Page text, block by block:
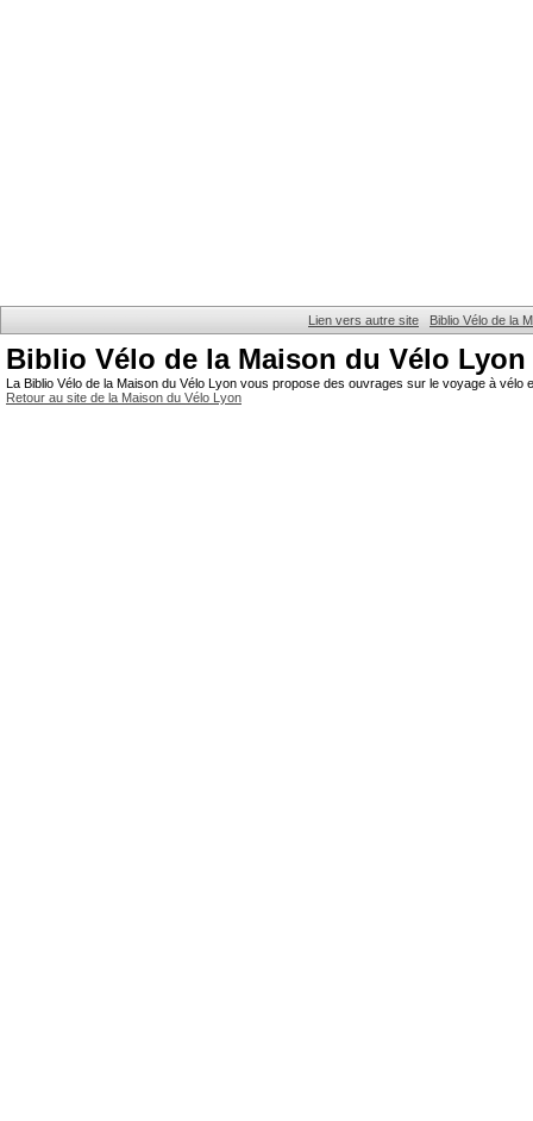
Lien vers autre site Biblio Vélo de la
Biblio Vélo de la Maison du Vélo Lyon
La Biblio Vélo de la Maison du Vélo Lyon vous propose des ouvrages sur le voyage à
Retour au site de la Maison du Vélo Lyon